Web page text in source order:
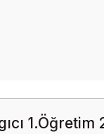
1.Öğretim